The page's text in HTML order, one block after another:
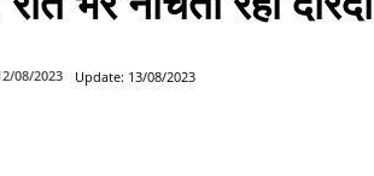
08/2023 Update: 13/08/2023